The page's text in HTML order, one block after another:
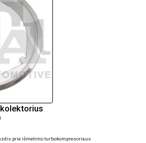
prie išmetimo turbokompresoriaus